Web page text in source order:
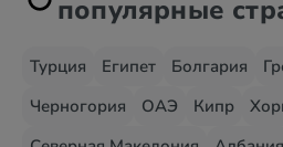
популярные
Турция Египет Болгария
Черногория
ОАЭ Кипр